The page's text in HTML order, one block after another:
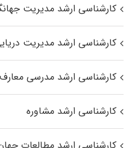
کارشناسی ارشد مدیریت
کارشناسی ارشد مدیریت
کارشناسی ارشد مدرسی
کارشناسی ارشد مشاوره